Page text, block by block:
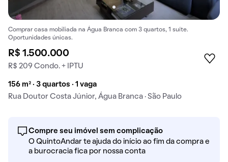
Comprar casa mobiliada na Água Branca com 3 quartos, 1 suíte.
Oportunidades únicas.
R$ 1.500.000
R$ 209 Condo. + IPTU
156 m² · 3 quartos · 1 vaga
Rua Doutor Costa Júnior, Água Branca · São Paulo
Compre seu imóvel sem complicação
O QuintoAndar te ajuda do início ao fim da compra e
a burocracia fica por nossa conta